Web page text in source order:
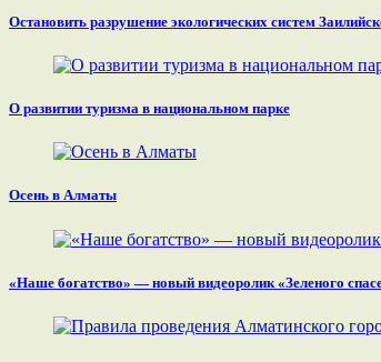
Остановить разрушение экологических систем
О развитии туризма в национальном парке
Осень в Алматы
«Наше богатство» — новый видеоролик «Зеленого